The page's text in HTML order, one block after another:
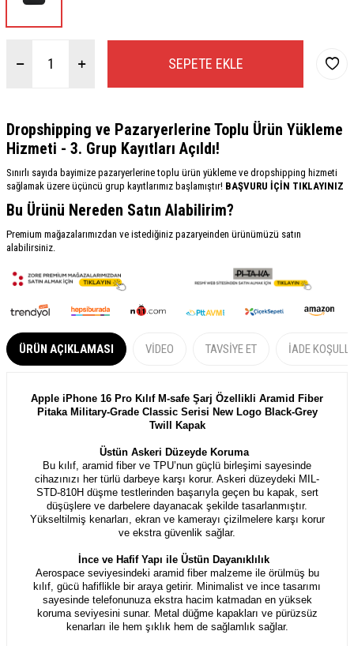
SEPETE EKLE
Dropshipping ve Pazaryerlerine Toplu Ürün Yükleme
Hizmeti - 3. Grup Kayıtları Açıldı!
Sınırlı sayıda bayimize pazaryerlerine toplu ürün yükleme ve dropshipping hizmeti
sağlamak üzere üçüncü grup kayıtlarımız başlamıştır! BAŞVURU İÇİN TIKLAYINIZ
Bu Ürünü Nereden Satın Alabilirim?
Premium mağazalarımızdan ve istediğiniz pazaryeinden ürünümüzü satın
alabilirsiniz.
ÜRÜN AÇIKLAMASI VIDEO TAVSIYE ET İADE
Apple iPhone 16 Pro Kılıf M-safe Şarj Özellikli Aramid Fiber
Pitaka Military-Grade Classic Serisi New Logo Black-Grey
Twill Kapak
Üstün Askeri Düzeyde Koruma
Bu kılıf, aramid fiber ve TPU’nun güçlü birleşimi sayesinde
cihazınızı her türlü darbeye karşı korur. Askeri düzeydeki MIL-
STD-810H düşme testlerinden başarıyla geçen bu kapak, sert
düşüşlere ve darbelere dayanacak şekilde tasarlanmıştır.
Yükseltilmiş kenarları, ekran ve kamerayı çizilmelere karşı korur
ve ekstra güvenlik sağlar.
İnce ve Hafif Yapı ile Üstün Dayanıklılık
Aerospace seviyesindeki aramid fiber malzeme ile örülmüş bu
kılıf, gücü hafiflikle bir araya getirir. Minimalist ve ince tasarımı
sayesinde telefonunuza ekstra hacim katmadan en yüksek
koruma seviyesini sunar. Metal düğme kapakları ve pürüzsüz
kenarları ile hem şıklık hem de sağlamlık sağlar.